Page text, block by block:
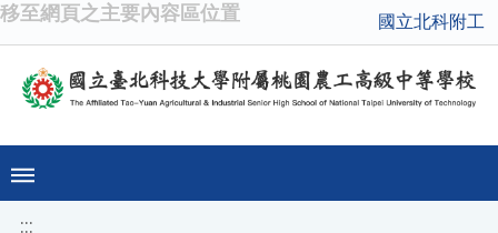
移至網頁之主要內容區位置 國立北科附工
:::